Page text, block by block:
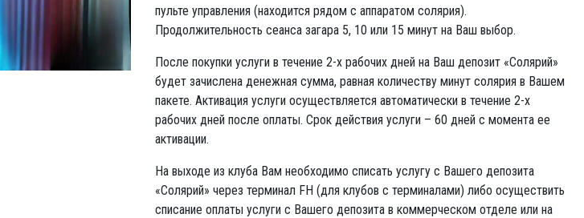
пульте управления (находится рядом с аппаратом солярия).
Продолжительность сеанса загара 5, 10 или 15 минут на Ваш выбор.
После покупки услуги в течение 2-х рабочих дней на Ваш депозит «Солярий»
будет зачислена денежная сумма, равная количеству минут солярия в Вашем
пакете. Активация услуги осуществляется автоматически в течение 2-х
рабочих дней после оплаты. Срок действия услуги – 60 дней с момента ее
активации.
На выходе из клуба Вам необходимо списать услугу с Вашего депозита
«Солярий» через терминал FH (для клубов с терминалами) либо осуществить
списание оплаты услуги с Вашего депозита в коммерческом отделе или на